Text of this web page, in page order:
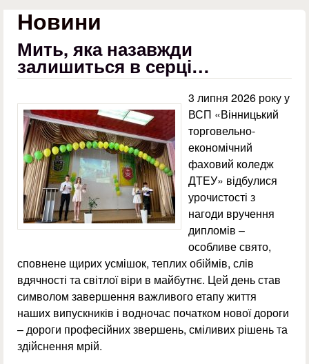
Новини
Мить, яка назавжди
залишиться в серці…
3 липня 2026 року у
ВСП «Вінницький
торговельно-
економічний
фаховий коледж
ДТЕУ» відбулися
урочистості з
нагоди вручення
дипломів –
особливе свято,
сповнене щирих усмішок, теплих обіймів, слів
вдячності та світлої віри в майбутнє. Цей день став
символом завершення важливого етапу життя
наших випускників і водночас початком нової дороги
– дороги професійних звершень, сміливих рішень та
здійснення мрій.